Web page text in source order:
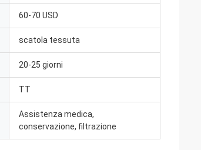
60-70 USD
scatola tessuta
20-25 giorni
TT
Assistenza medica,
conservazione, filtrazione